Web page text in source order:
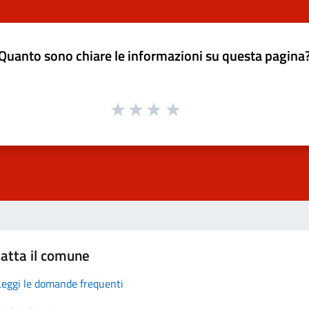
sono chiare le informazioni su questa
il comune
le domande frequenti